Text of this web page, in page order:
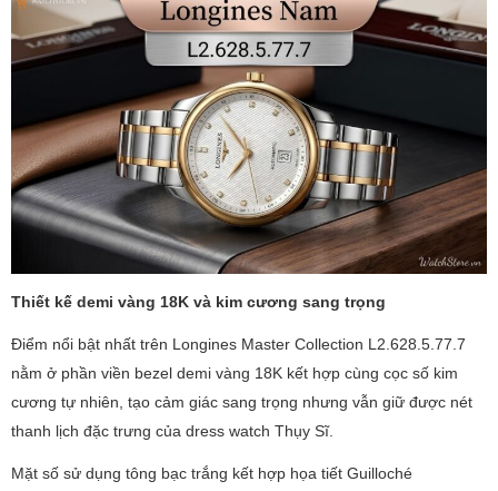
Thiết kế demi vàng 18K và kim cương sang trọng
Điểm nổi bật nhất trên Longines Master Collection L2.628.5.77.7
nằm ở phần viền bezel demi vàng 18K kết hợp cùng cọc số kim
cương tự nhiên, tạo cảm giác sang trọng nhưng vẫn giữ được nét
thanh lịch đặc trưng của dress watch Thụy Sĩ.
Mặt số sử dụng tông bạc trắng kết hợp họa tiết Guilloché